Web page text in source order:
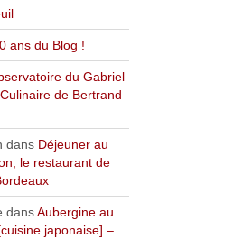
ans du Blog !
du Gabriel
de Bertrand
dans Déjeuner au
le restaurant de
dansAubergine au
japonaise] –